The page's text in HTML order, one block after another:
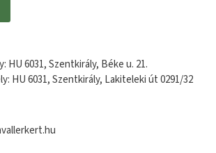
HU 6031, Szentkirály, Béke u. 21.
HU 6031, Szentkirály, Lakiteleki út 0291/32